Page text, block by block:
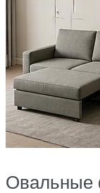
Овальные